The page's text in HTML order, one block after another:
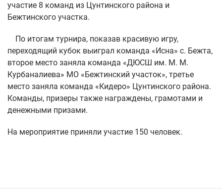
участие 8 команд из Цунтинского района и
Бежтинского участка.
По итогам турнира, показав красивую игру,
переходящий кубок выиграл команда «Исна» с. Бежта,
второе место заняла команда «ДЮСШ им. М. М.
Курбаналиева» МО «Бежтинский участок», третье
место заняла команда «Кидеро» Цунтинского района.
Команды, призеры также награждены, грамотами и
денежными призами.
На мероприятие приняли участие 150 человек.